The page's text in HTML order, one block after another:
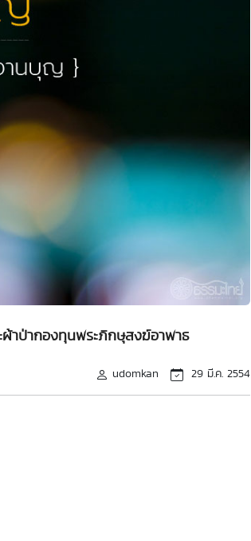
าป่ากองทุนพระภิกษุสงฆ์อาพาธ
udomkan 29 มี.ค. 2554